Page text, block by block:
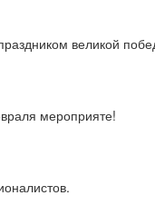
великой
мероприяте!